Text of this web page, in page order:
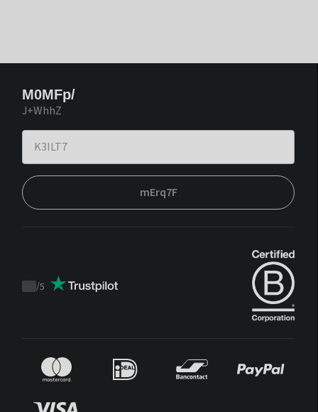
M0MFp/
J+WhhZ
mErq7F
Trustpilot
/5